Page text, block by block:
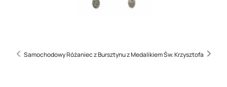
Samochodowy Różaniec z Bursztynu z Medalikiem Św. Krzysztofa